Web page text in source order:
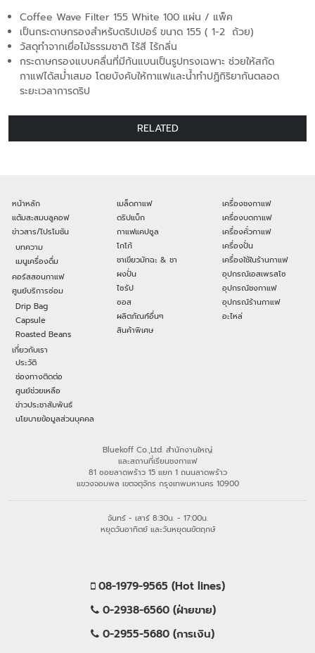
Coffee Wave Filter 155 White 100 แผ่น / แพ็ค
เป็นกระดาษกรองสำหรับดริปเปอร์ ขนาด 155 ( 1-2 ถ้วย)
วัสดุทำจากเยื่อไม้ธรรมชาติ ไร้สี ไร้กลิ่น
กระดาษกรองแบบคลื่นที่มีก้นแบนเป็นรูปทรงเฉพาะ ช่วยให้สกัด
กาแฟได้สม่ำเสมอ โดยบังคับให้กาแฟและน้ำทำปฏิกิริยากันตลอด
ระยะเวลาการดริป
RELATED
หน้าหลัก
แต้มสะสมบลูคอฟ
ข่าวสาร/โปรโมชัน
บทความ
เมนูเครื่องดื่ม
คอร์สสอนกาแฟ
ศูนย์บริการซ่อม
Drip Bag
Capsule
Roasted Beans
เกี่ยวกับเรา
ประวัติ
ช่องทางติดต่อ
ศูนย์ช่วยเหลือ
ข่าวประชาสัมพันธ์
นโยบายข้อมูลส่วนบุคคล
เมล็ดกาแฟ
ดริปแบ็ก
กาแฟแคปซูล
โกโก้
ชาเขียวมัทฉะ & ชา
ผงปั่น
ไซรัป
ซอส
ผลิตภัณฑ์อื่นๆ
สินค้าพิเศษ
เครื่องชงกาแฟ
เครื่องบดกาแฟ
เครื่องคั่วกาแฟ
เครื่องปั่น
เครื่องใช้ในร้านกาแฟ
อุปกรณ์เอสเพรสโซ
อุปกรณ์ชงกาแฟ
อุปกรณ์ร้านกาแฟ
อะไหล่
Bluekoff Co.,Ltd. สำนักงานใหญ่
และสถานที่เรียนชงกาแฟ
81 ซอยลาดพร้าว 15 แยก 1 ถนนลาดพร้าว
แขวงจอมพล เขตจตุจักร กรุงเทพมหานคร 10900
จันทร์ - เสาร์ 8:30น. - 17:00น.
หยุดวันอาทิตย์ และวันหยุดนขัตฤกษ์
08-1979-9565 (Hot lines)
0-2938-6560 (ฝ่ายขาย)
0-2955-5680 (การเงิน)